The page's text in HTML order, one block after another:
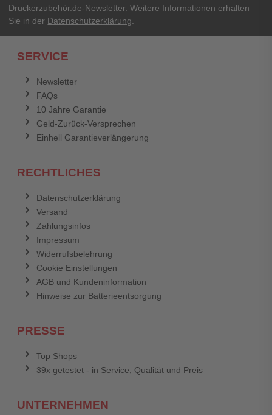
Druckerzubehör.de-Newsletter. Weitere Informationen erhalten
Sie in der Datenschutzerklärung
SERVICE
Newsletter
FAQs
10 Jahre Garantie
Geld-Zurück-Versprechen
Einhell Garantieverlängerung
RECHTLICHES
Datenschutzerklärung
Versand
Zahlungsinfos
Impressum
Widerrufsbelehrung
Cookie Einstellungen
AGB und Kundeninformation
Hinweise zur Batterieentsorgung
PRESSE
Top Shops
39x getestet - in Service, Qualität und Preis
UNTERNEHMEN